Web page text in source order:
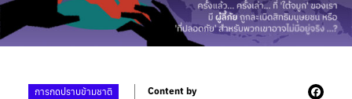
การกดปราบข้ามชาติ
Content by